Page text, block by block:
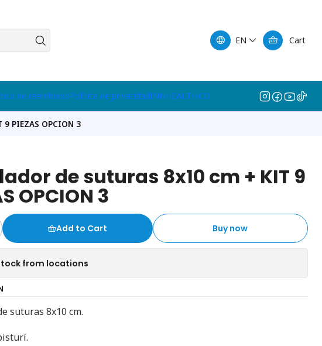
EN Cart
de reembolsoPolítica de privacidadINNHEALTH.CO
PIEZAS OPCION 3
de suturas 8x10 cm + KIT 9
OPCION 3
Add to Cart Buy now
from locations
suturas 8x10 cm.